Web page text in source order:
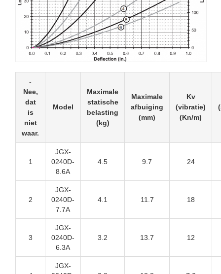
-
Nee,
dat
is
niet
waar.
Model
Maximale
statische
belasting
(kg)
Maximale
afbuiging
(mm)
Kv
(vibratie)
(Kn/m)
1
JGX-
0240D-
8.6A
4.5 9.7 24
2
JGX-
0240D-
7.7A
4.1 11.7 18
3
JGX-
0240D-
6.3A
3.2 13.7 12
JGX-